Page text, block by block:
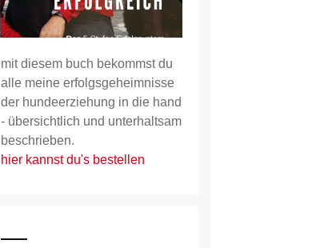
mit diesem buch bekommst du
alle meine erfolgsgeheimnisse
der hundeerziehung in die hand
- übersichtlich und unterhaltsam
beschrieben.
hier kannst du's bestellen